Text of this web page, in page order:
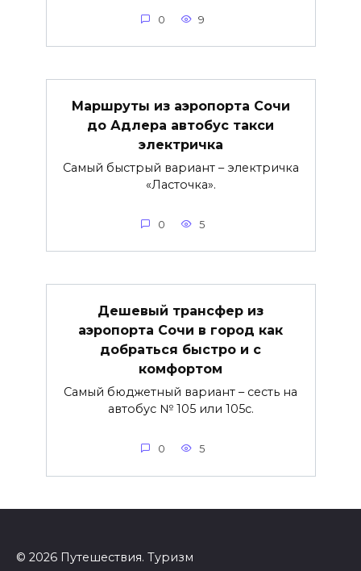
0 9
Маршруты из аэропорта Сочи
до Адлера автобус такси
электричка
Самый быстрый вариант – электричка
«Ласточка».
0 5
Дешевый трансфер из
аэропорта Сочи в город как
добраться быстро и с
комфортом
Самый бюджетный вариант – сесть на
автобус № 105 или 105с.
0 5
© 2026 Путешествия. Туризм